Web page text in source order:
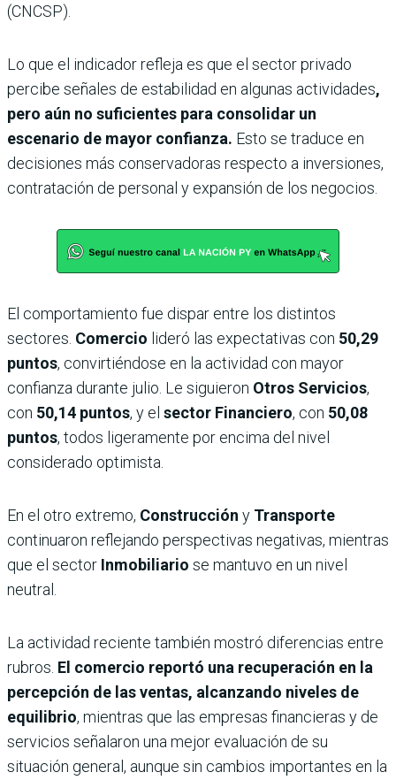
(CNCSP).
Lo que el indicador refleja es que el sector privado
percibe señales de estabilidad en algunas actividades,
pero aún no suficientes para consolidar un
escenario de mayor confianza. Esto se traduce en
decisiones más conservadoras respecto a inversiones,
contratación de personal y expansión de los negocios.
El comportamiento fue dispar entre los distintos
sectores. Comercio lideró las expectativas con 50,29
puntos, convirtiéndose en la actividad con mayor
confianza durante julio. Le siguieron Otros Servicios,
con 50,14 puntos, y el sector Financiero, con 50,08
puntos, todos ligeramente por encima del nivel
considerado optimista.
En el otro extremo, Construcción y Transporte
continuaron reflejando perspectivas negativas, mientras
que el sector Inmobiliario se mantuvo en un nivel
neutral.
La actividad reciente también mostró diferencias entre
rubros. El comercio reportó una recuperación en la
percepción de las ventas, alcanzando niveles de
equilibrio, mientras que las empresas financieras y de
servicios señalaron una mejor evaluación de su
situación general, aunque sin cambios importantes en la